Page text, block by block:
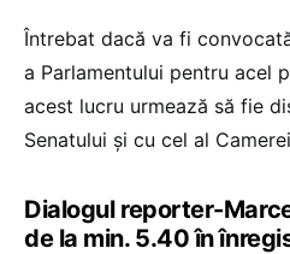
Întrebat dacă va fi
a Parlamentului pentru acel
acest lucru urmează să fie
Senatului și cu cel al
Dialogul reporter-
de la min. 5.40 în